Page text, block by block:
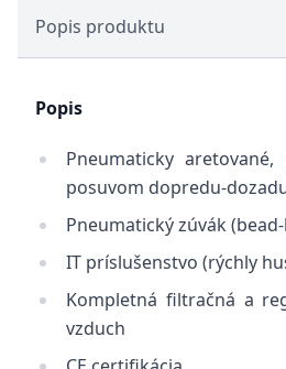
Popis produktu
Popis
Pneumaticky
posuvom dopredu-
Pneumatický zúvák
IT príslušenstvo (rýchly
Kompletná filtračná a
vzduch